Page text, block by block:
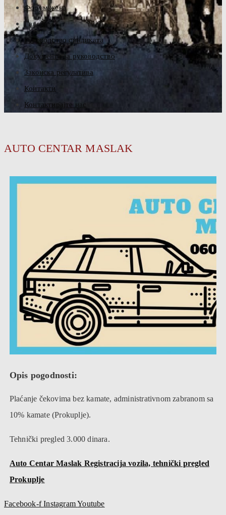
Форум жена
Галерија
Руководство синдиката
Документа за руководство
Законска регулатива
Контакти
Контактирајте нас
AUTO CENTAR MASLAK
Opis pogodnosti:
Plaćanje čekovima bez kamate, administrativnom zabranom sa
10% kamate (Prokuplje).
Tehnički pregled 3.000 dinara.
Auto Centar Maslak Registracija vozila, tehnički pregled
Prokuplje
Facebook-f InstagramYoutube